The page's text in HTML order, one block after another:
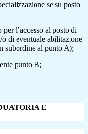
se su posto
l’accesso al posto di
di eventuale abilitazione
subordine al punto A);
punto B;
E